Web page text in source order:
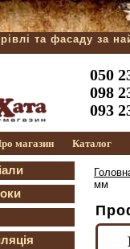
та фасаду за
050
098
093
магазин Каталог
мм